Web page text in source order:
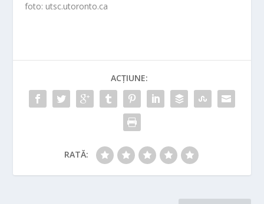
foto: utsc.utoronto.ca
ACȚIUNE:
RATĂ: